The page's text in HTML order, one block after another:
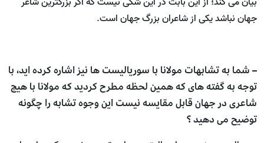
جهان نباشد یکی از شاعران بزرگ جهان است.
– شما به تشابهات مولانا با سوریالیست ها نیز اشاره کرده اید، با
توجه به گفته های که همین لحظه مطرح کردید که مولانا با هیچ
شاعری در جهان قابل مقایسه نیست این وجوه تشابه را چگونه
توضیح می دهید ؟